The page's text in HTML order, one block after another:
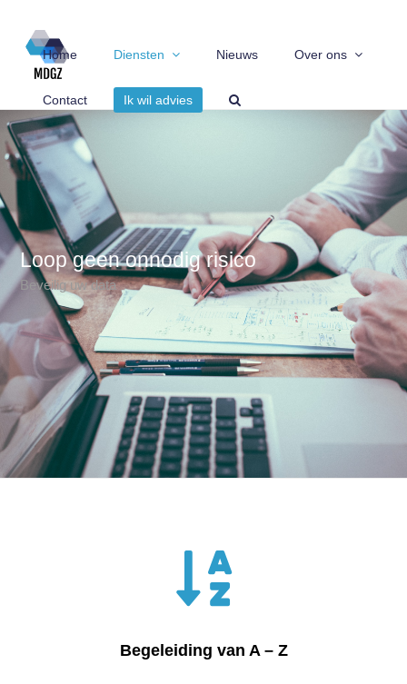
Home Diensten Nieuws Over ons
Contact Ik wil advies
Loop geen onnodig risico
Beveilig uw data
Begeleiding van A – Z